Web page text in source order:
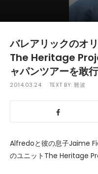
バレアリックのオ
The Heritage
ャパンツアーを敢行
2014.03.24 TEXT BY:難波
Alfredoと彼の息子Jaime
のユニットThe Heritage